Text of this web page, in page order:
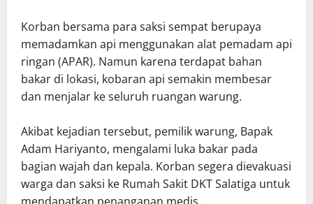
Korban bersama para saksi sempat berupaya
memadamkan api menggunakan alat pemadam api
ringan (APAR). Namun karena terdapat bahan
bakar di lokasi, kobaran api semakin membesar
dan menjalar ke seluruh ruangan warung.
Akibat kejadian tersebut, pemilik warung, Bapak
Adam Hariyanto, mengalami luka bakar pada
bagian wajah dan kepala. Korban segera dievakuasi
warga dan saksi ke Rumah Sakit DKT Salatiga untuk